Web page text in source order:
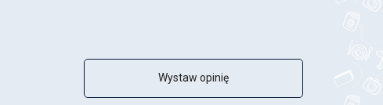
Wystaw opinię